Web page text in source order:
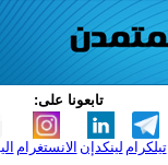
تابعونا على:
الانستغرام لينكدإن تيلكرام